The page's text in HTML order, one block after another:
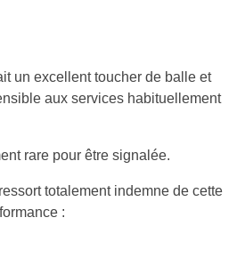
un excellent toucher de balle et
aux services habituellement
rare pour être signalée.
totalement indemne de cette
: